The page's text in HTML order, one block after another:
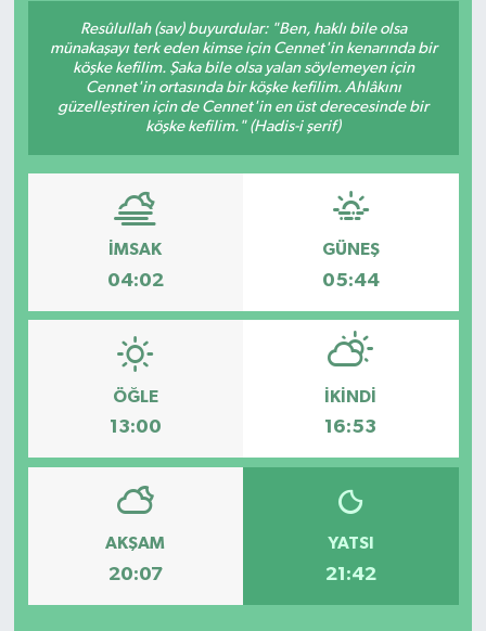
Resûlullah (sav) buyurdular: "Ben, haklı bile olsa
münakaşayı terk eden kimse için Cennet'in kenarında bir
köşke kefilim. Şaka bile olsa yalan söylemeyen için
Cennet'in ortasında bir köşke kefilim. Ahlâkını
güzelleştiren için de Cennet'in en üst derecesinde bir
köşke kefilim." (Hadis-i şerif)
İMSAK
04:02
GÜNEŞ
05:44
ÖĞLE
13:00
İKINDI
16:53
AKŞAM
20:07
YATSI
21:42
Siyaset
Spor
Video Galeri
Yaşam